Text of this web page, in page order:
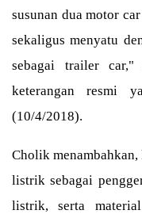
susunan dua motor
sekaligus menyatu
sebagai trailer
keterangan resmi
(10/4/2018).
Cholik
listrik sebagai
listrik, serta